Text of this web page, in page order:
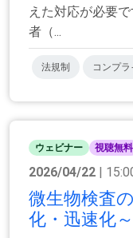
えた対応が必要
者（...
法規制 コンプ
ウェビナー 視聴無料
2026/04/22 |
微生物検査
化・迅速化～